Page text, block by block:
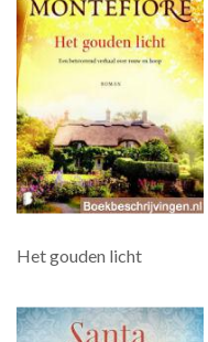
Het gouden licht